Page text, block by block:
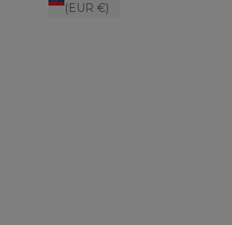
(EUR €)